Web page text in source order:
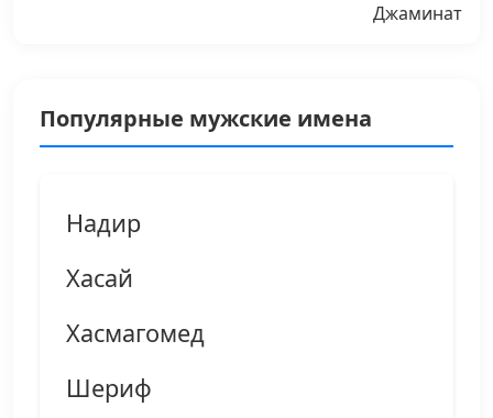
Джаминат
Популярные мужские имена
Надир
Хасай
Хасмагомед
Шериф